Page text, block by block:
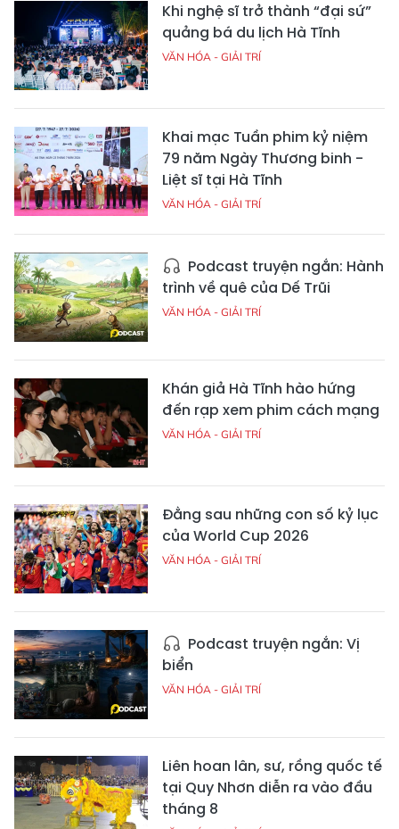
Khi nghệ sĩ trở thành “đại sứ”
quảng bá du lịch Hà Tĩnh
VĂN HÓA - GIẢI TRÍ
Khai mạc Tuần phim kỷ niệm
79 năm Ngày Thương binh -
Liệt sĩ tại Hà Tĩnh
VĂN HÓA - GIẢI TRÍ
Podcast truyện ngắn: Hành
trình về quê của Dế Trũi
VĂN HÓA - GIẢI TRÍ
Khán giả Hà Tĩnh hào hứng
đến rạp xem phim cách mạng
VĂN HÓA - GIẢI TRÍ
Đằng sau những con số kỷ lục
của World Cup 2026
VĂN HÓA - GIẢI TRÍ
Podcast truyện ngắn: Vị
biển
VĂN HÓA - GIẢI TRÍ
Liên hoan lân, sư, rồng quốc tế
tại Quy Nhơn diễn ra vào đầu
tháng 8